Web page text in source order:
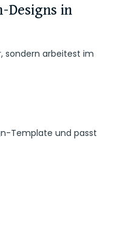
Designs in
sondern arbeitest im
Template und passt